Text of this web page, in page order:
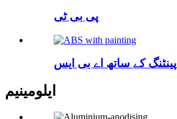
پی بی ٹی
پینٹنگ کے ساتھ اے بی ایس
ایلومینیم